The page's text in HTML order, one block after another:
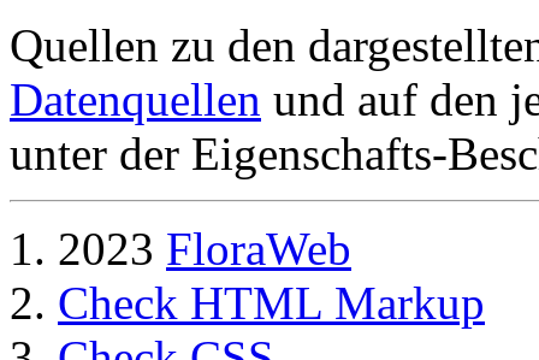
Quellen zu den
Datenquellen und auf den
unter der Eigenschafts-
2023 FloraWeb
Check HTML Markup